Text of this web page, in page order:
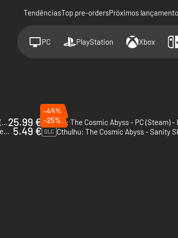
TendênciasTop pre-ordersPróximos
PC PlayStation Xbox
Cthulhu: The Cosmic Abyss R'lyeh Edition - PC (Steam) - Europe & US & Canada25.99 €
-45%
Vampire: The Masquerade - Swansong Primogen Edition - PC (Steam) 5.49 €
-25%
DLC